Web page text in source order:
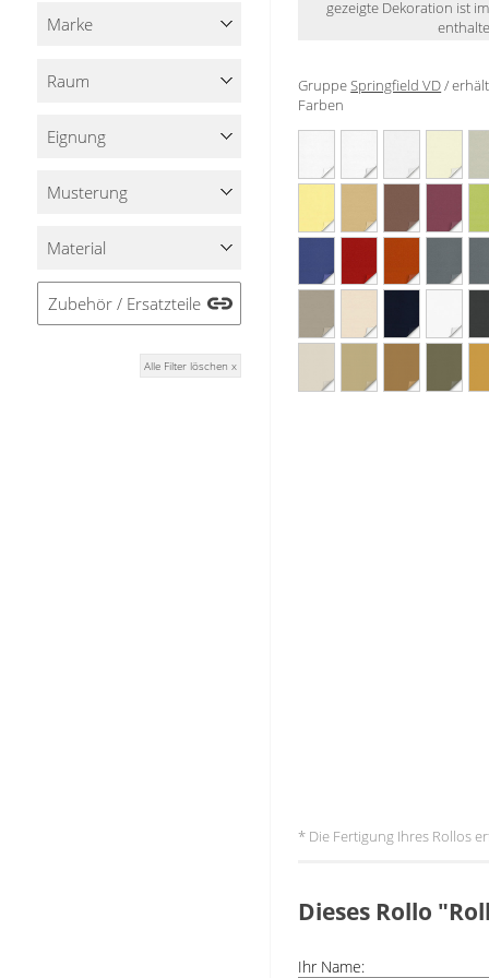
Stoffe
Marke
Raum
Eignung
Musterung
Material
Zubehör / Ersatzteile
Alle Filter löschen x
gezeigte Dekoration ist
GruppeSpringfield VD/
Farben
* Die Fertigung Ihres Rollos
Dieses Rollo
Ihr Name: